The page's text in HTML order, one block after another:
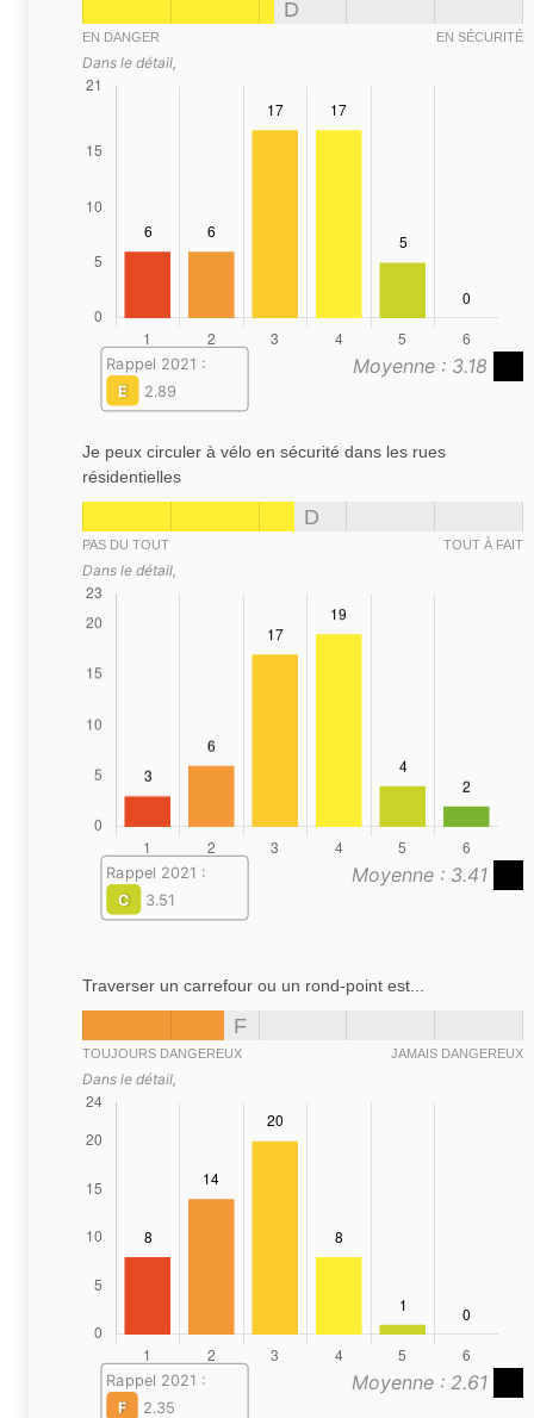
D
EN DANGER EN SÉCURITÉ
Dans le détail,
Moyenne : 3.18
Rappel 2021 :
E
2.89
Je peux circuler à vélo en sécurité dans les rues
résidentielles
D
PAS DU TOUT TOUT À FAIT
Dans le détail,
Moyenne : 3.41
Rappel 2021 :
C
3.51
Traverser un carrefour ou un rond-point est...
F
TOUJOURS DANGEREUX JAMAIS DANGEREUX
Dans le détail,
Moyenne : 2.61
Rappel 2021 :
F
2.35